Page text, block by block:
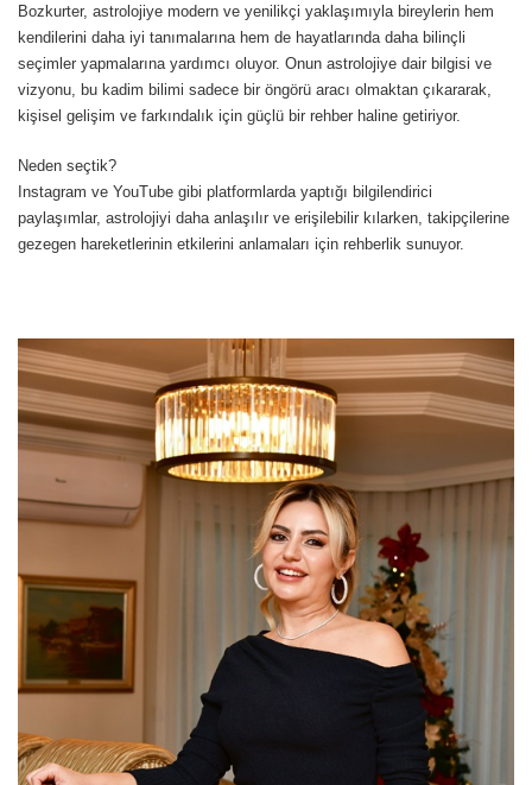
Bozkurter, astrolojiye modern ve yenilikçi yaklaşımıyla bireylerin hem
kendilerini daha iyi tanımalarına hem de hayatlarında daha bilinçli
seçimler yapmalarına yardımcı oluyor. Onun astrolojiye dair bilgisi ve
vizyonu, bu kadim bilimi sadece bir öngörü aracı olmaktan çıkararak,
kişisel gelişim ve farkındalık için güçlü bir rehber haline getiriyor.
Neden seçtik?
Instagram ve YouTube gibi platformlarda yaptığı bilgilendirici
paylaşımlar, astrolojiyi daha anlaşılır ve erişilebilir kılarken, takipçilerine
gezegen hareketlerinin etkilerini anlamaları için rehberlik sunuyor.